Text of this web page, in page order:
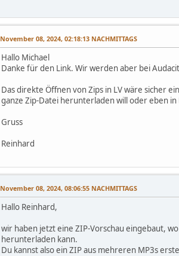
November 08, 2024, 02:18:13 NACHMITTAGS
Hallo Michael
Danke für den Link. Wir werden aber bei
Das direkte Öffnen von Zips in LV wäre sicher
ganze Zip-Datei herunterladen will oder eben
Gruss
Reinhard
November 08, 2024, 08:06:55 NACHMITTAGS
Hallo Reinhard,
wir haben jetzt eine ZIP-Vorschau eingebaut,
herunterladen kann.
Du kannst also ein ZIP aus mehreren MP3s